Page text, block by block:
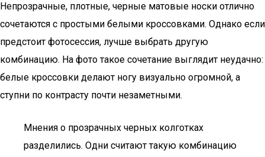
Непрозрачные, плотные, черные матовые носки отлично
сочетаются с простыми белыми кроссовками. Однако если
предстоит фотосессия, лучше выбрать другую
комбинацию. На фото такое сочетание выглядит неудачно:
белые кроссовки делают ногу визуально огромной, а
ступни по контрасту почти незаметными.
Мнения о прозрачных черных колготках
разделились. Одни считают такую комбинацию